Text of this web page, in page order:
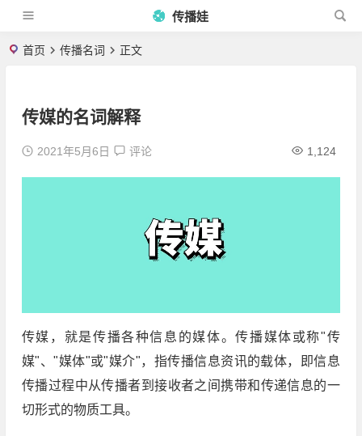
传播娃
首页 传播名词 正文
传媒的名词解释
2021年5月6日 评论 1,124
传媒，就是传播各种信息的媒体。传播媒体或称"传
媒"、"媒体"或"媒介"，指传播信息资讯的载体，即信息
传播过程中从传播者到接收者之间携带和传递信息的一
切形式的物质工具。